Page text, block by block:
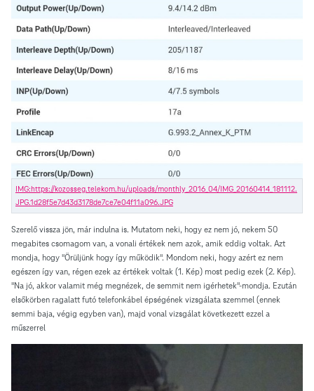
Szerelő vissza jön, már indulna is. Mutatom neki, hogy ez nem jó, nekem 50
megabites csomagom van, a vonali értékek nem azok, amik eddig voltak. Azt
mondja, hogy "Örüljünk hogy így működik". Mondom neki, hogy azért ez nem
egészen így van, régen ezek az értékek voltak (1. Kép) most pedig ezek (2. Kép).
"Na jó, akkor valamit még megnézek, de semmit nem igérhetek"-mondja. Ezután
elsőkörben ragalatt futó telefonkábel épségének vizsgálata szemmel (ennek
semmi baja, végig egyben van), majd vonal vizsgálat következett ezzel a
műszerrel